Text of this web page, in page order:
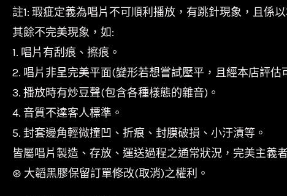
註1: 瑕疵定義為唱片不可順利播放，有跳針現象，且係
其餘不完美現象，如:
1. 唱片有刮痕、擦痕。
2. 唱片非呈完美平面(變形若想嘗試壓平，且經本店評估
3. 播放時有炒豆聲(包含各種樣態的雜音)。
4. 音質不達客人標準。
5. 封套邊角輕微撞凹、折痕、封膜破損、小汙漬等。
皆屬唱片製造、存放、運送過程之通常狀況，完美主義
⊛ 大韜黑膠保留訂單修改(取消)之權利。